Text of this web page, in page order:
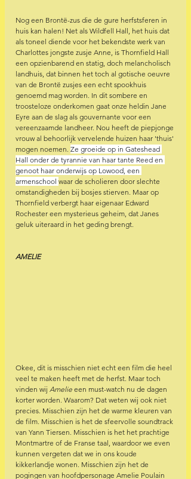
Nog een Brontë-zus die de gure herfstsferen in
huis kan halen! Net als Wildfell Hall, het huis dat
als toneel diende voor het bekendste werk van
Charlottes jongste zusje Anne, is Thornfield Hall
een opzienbarend en statig, doch melancholisch
landhuis, dat binnen het toch al gotische oeuvre
van de Brontë zusjes een echt spookhuis
genoemd mag worden. In dit sombere en
troosteloze onderkomen gaat onze heldin Jane
Eyre aan de slag als gouvernante voor een
vereenzaamde landheer. Nou heeft de piepjonge
vrouw al behoorlijk vervelende huizen haar 'thuis'
mogen noemen. Ze groeide op in Gateshead
Hall onder de tyrannie van haar tante Reed en
genoot haar onderwijs op Lowood, een
armenschool waar de scholieren door slechte
omstandigheden bij bosjes stierven. Maar op
Thornfield verbergt haar eigenaar Edward
Rochester een mysterieus geheim, dat Janes
geluk uiteraard in het geding brengt.
AMELIE
Okee, dit is misschien niet echt een film die heel
veel te maken heeft met de herfst. Maar toch
vinden wij Amelie een must-watch nu de dagen
korter worden. Waarom? Dat weten wij ook niet
precies. Misschien zijn het de warme kleuren van
de film. Misschien is het de sfeervolle soundtrack
van Yann Tiersen. Misschien is het het prachtige
Montmartre of de Franse taal, waardoor we even
kunnen vergeten dat we in ons koude
kikkerlandje wonen. Misschien zijn het de
pogingen van hoofdpersonage Amelie Poulain